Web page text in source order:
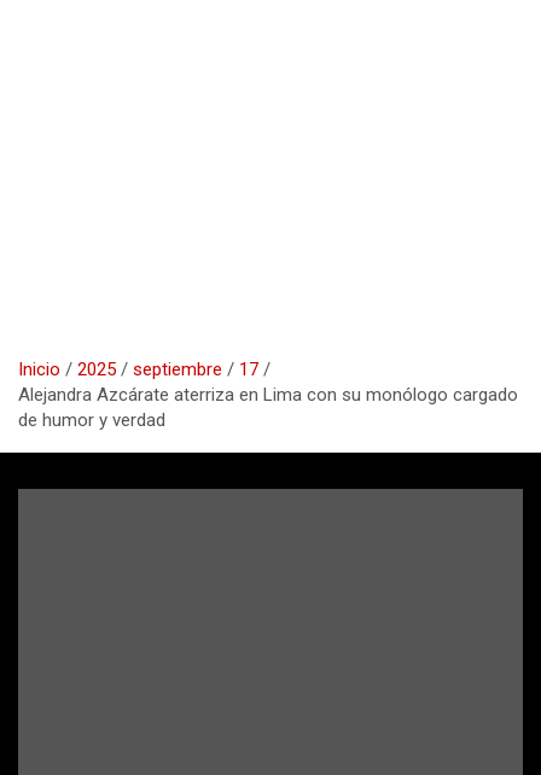
Inicio 2025 septiembre
17
Alejandra Azcárate aterriza en Lima con su monólogo cargado
de humor y verdad